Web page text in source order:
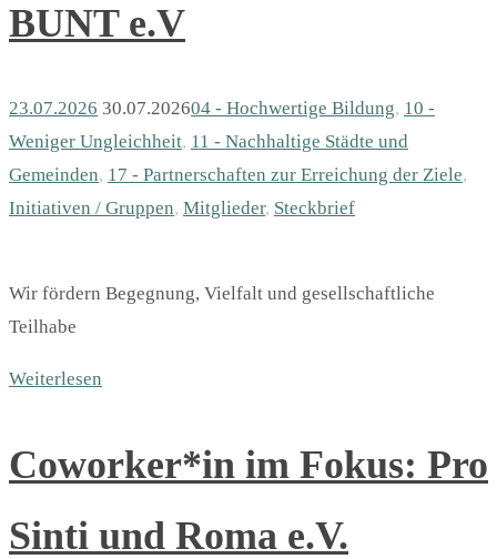
BUNT e.V
23.07.2026 30.07.202604 - Hochwertige Bildung, 10 -
Weniger Ungleichheit, 11 - Nachhaltige Städte und
Gemeinden, 17 - Partnerschaften zur Erreichung der Ziele,
Initiativen / Gruppen, Mitglieder, Steckbrief
Wir fördern Begegnung, Vielfalt und gesellschaftliche
Teilhabe
Weiterlesen
Coworker*in im Fokus: Pro
Sinti und Roma e.V.